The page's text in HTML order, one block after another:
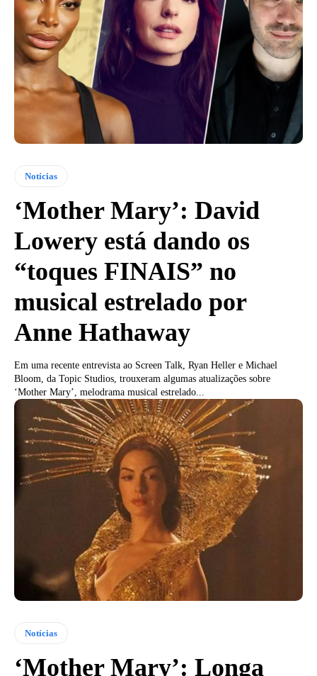
Notícias
‘Mother Mary’: David
Lowery está dando os
“toques FINAIS” no
musical estrelado por
Anne Hathaway
Em uma recente entrevista ao Screen Talk, Ryan Heller e Michael
Bloom, da Topic Studios, trouxeram algumas atualizações sobre
‘Mother Mary’, melodrama musical estrelado...
Notícias
‘Mother Mary’: Longa